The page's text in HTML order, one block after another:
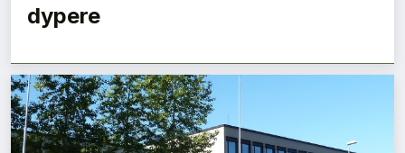
dypere